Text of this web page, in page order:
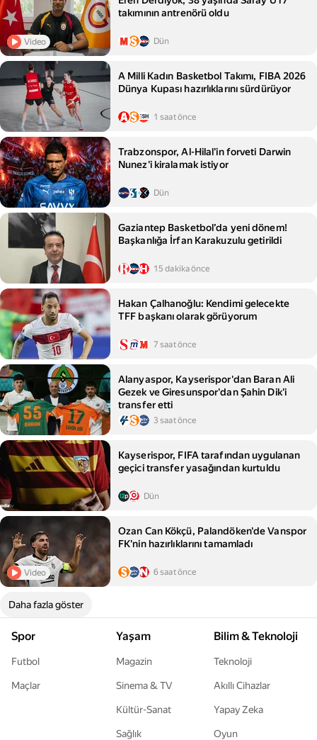
Video
takımının antrenörü oldu
Dün
A Milli Kadın Basketbol Takımı, FIBA 2026
Dünya Kupası hazırlıklarını sürdürüyor
1 saat önce
Trabzonspor, Al-Hilal'in forveti Darwin
Nunez'i kiralamak istiyor
Dün
Gaziantep Basketbol’da yeni dönem!
Başkanlığa İrfan Karakuzulu getirildi
15 dakika önce
Hakan Çalhanoğlu: Kendimi gelecekte
TFF başkanı olarak görüyorum
7 saat önce
Alanyaspor, Kayserispor'dan Baran Ali
Gezek ve Giresunspor'dan Şahin Dik'i
transfer etti
3 saat önce
Kayserispor, FIFA tarafından uygulanan
geçici transfer yasağından kurtuldu
Dün
Video
Ozan Can Kökçü, Palandöken'de Vanspor
FK'nin hazırlıklarını tamamladı
6 saat önce
Daha fazla göster
Spor
Futbol
Maçlar
Yaşam
Magazin
Sinema & TV
Kültür-Sanat
Sağlık
Bilim & Teknoloji
Teknoloji
Akıllı Cihazlar
Yapay Zeka
Oyun